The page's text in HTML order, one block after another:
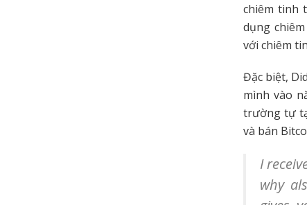
chiêm tinh
dụng
với chiêm
Đặc biệt,
mình vào
trường tự
và bán
I
why